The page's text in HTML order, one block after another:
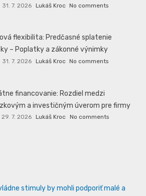
31. 7. 2026 Lukáš Kroc No comments
flexibilita: Predčasné splatenie
– Poplatky a zákonné výnimky
31. 7. 2026 Lukáš Kroc No comments
financovanie: Rozdiel medzi
a investičným úverom pre firmy
29. 7. 2026 Lukáš Kroc No comments
stimuly by mohli podporiť malé a